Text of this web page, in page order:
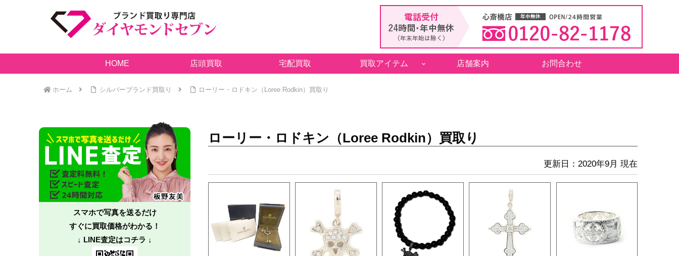
HOME 店頭買取 宅配買取 買取アイテム 店舗案内 お問合わせ
ホーム シルバーブランド買取り ローリー・ロドキン（Loree Rodkin）買取り
ローリー・ロドキン（Loree Rodkin）買取り
更新日：2020年9月 現在
スマホで写真を送るだけ
すぐに買取価格がわかる！
↓ LINE査定はコチラ ↓